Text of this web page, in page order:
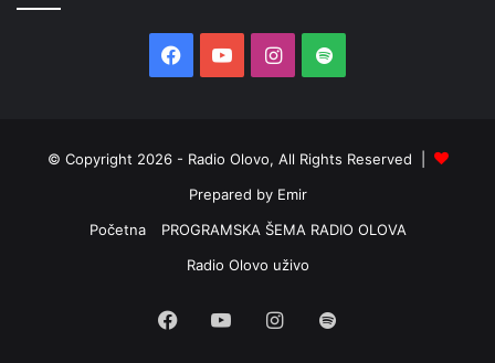
Facebook
YouTubeInstagram
Spotify
© Copyright 2026 - Radio Olovo, All Rights Reserved |
Prepared by Emir
Početna
PROGRAMSKA ŠEMA RADIO OLOVA
Radio Olovo uživo
Facebook
YouTubeInstagram
Spotify